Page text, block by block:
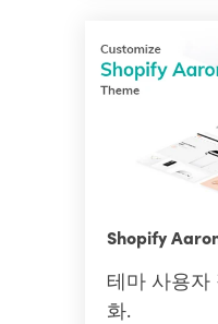
Shopify
테마 사용자
화.